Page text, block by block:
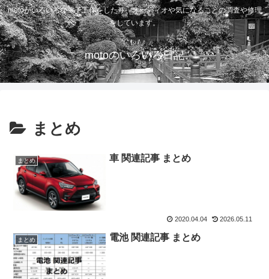
motoがいろいろな電子工作をしたり、オーディオや気になることの調査や修理
をしています。
motoのいろいろ日記
まとめ
まとめ 車 関連記事 まとめ
2020.04.04 2026.05.11
まとめ 電池 関連記事 まとめ